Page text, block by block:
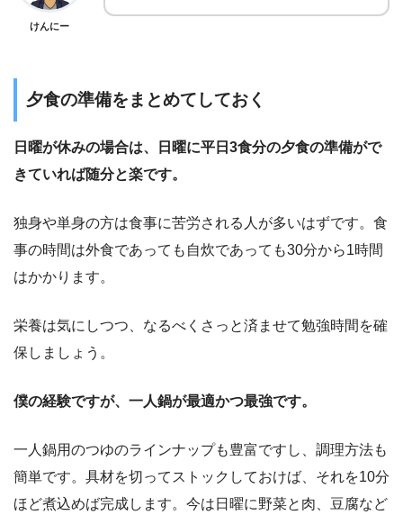
けんにー
夕食の準備をまとめてしておく
日曜が休みの場合は、日曜に平日3食分の夕食の準備がで
きていれば随分と楽です。
独身や単身の方は食事に苦労される人が多いはずです。食
事の時間は外食であっても自炊であっても30分から1時間
はかかります。
栄養は気にしつつ、なるべくさっと済ませて勉強時間を確
保しましょう。
僕の経験ですが、一人鍋が最適かつ最強です。
一人鍋用のつゆのラインナップも豊富ですし、調理方法も
簡単です。具材を切ってストックしておけば、それを10分
ほど煮込めば完成します。今は日曜に野菜と肉、豆腐など